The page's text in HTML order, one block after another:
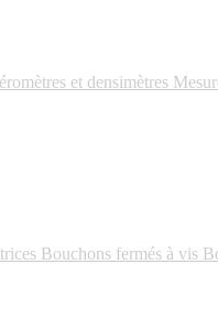
et densimètres
Bouchons fermés à vis